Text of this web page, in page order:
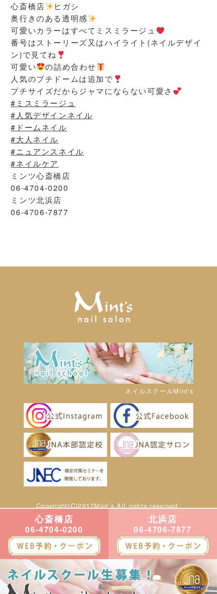
心斎橋店
ヒガシ
奥行きのある透明感
可愛いカラーはすべてミスミラージュ
番号はストーリーズ又はハイライト(ネイルデザイ
ン)で見てね
可愛い
の詰め合わせ
人気のプチドームは追加で
プチサイズだからジャマにならない可愛さ
#ミスミラージュ
#人気デザインネイル
#ドームネイル
#大人ネイル
#ニュアンスネイル
#ネイルケア
ミンツ心斎橋店
06-4704-0200
ミンツ北浜店
06-4706-7877
ネイルスクールMint's
Copyright(C)2017Mint’s.All rights reserved.
心斎橋店
06-4704-0200
北浜店
06-4706-7877